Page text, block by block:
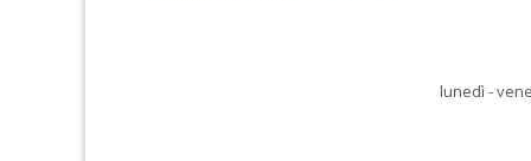
lunedì -